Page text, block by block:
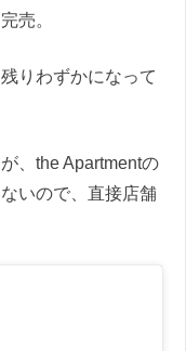
売。
りわずかになって
、the Apartmentの
いので、直接店舗